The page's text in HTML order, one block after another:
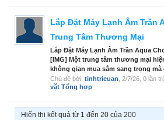
Lắp Đặt Máy Lạnh Âm Trần
Trung Tâm Thương Mại
Lắp Đặt Máy Lạnh Âm Trần Aqua
[IMG] Một trung tâm thương mại
không gian mua sắm sang trọng mà
Chủ đề bởi: tinhtrieuan 2/7/26 , 0 lần
vặt Tổng hợp
Hiển thị kết quả từ 1 đến 20 của 200